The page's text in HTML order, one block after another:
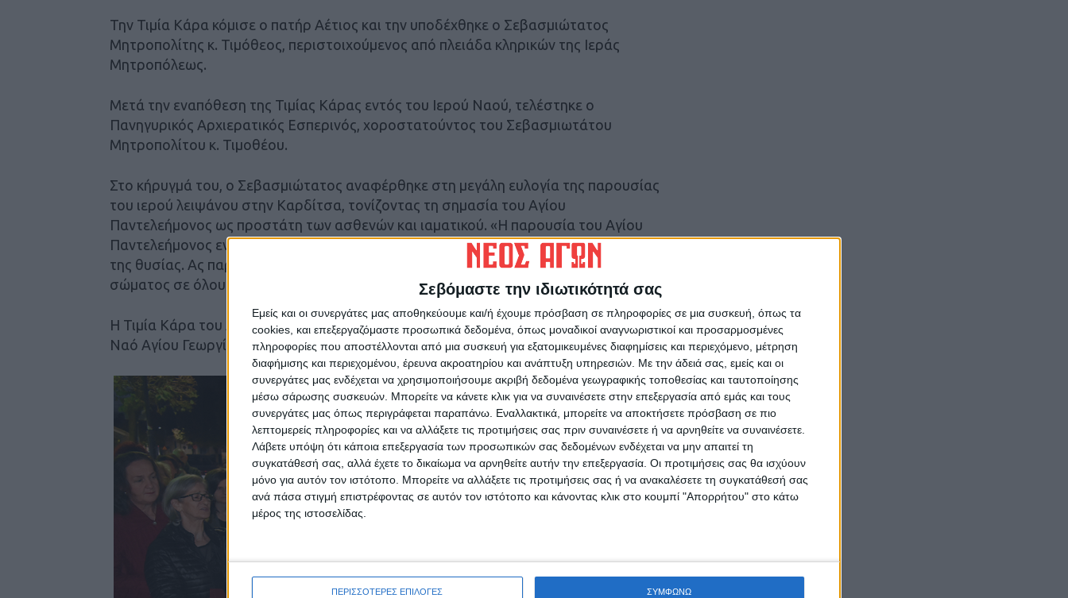
Σεβόμαστε την ιδιωτικότητά σας
Εμείς και οι συνεργάτες μας αποθηκεύουμε και/ή έχουμε πρόσβαση σε πληροφορίες σε μια συσκευή, όπως τα
cookies, και επεξεργαζόμαστε προσωπικά δεδομένα, όπως μοναδικοί αναγνωριστικοί και προσαρμοσμένες
πληροφορίες που αποστέλλονται από μια συσκευή για εξατομικευμένες διαφημίσεις και περιεχόμενο, μέτρηση
διαφήμισης και περιεχομένου, έρευνα ακροατηρίου και ανάπτυξη υπηρεσιών. Με την άδειά σας, εμείς και οι
συνεργάτες μας ενδέχεται να χρησιμοποιήσουμε ακριβή δεδομένα γεωγραφικής τοποθεσίας και ταυτοποίησης
μέσω σάρωσης συσκευών. Μπορείτε να κάνετε κλικ για να συναινέσετε στην επεξεργασία από εμάς και τους
συνεργάτες μας όπως περιγράφεται παραπάνω. Εναλλακτικά, μπορείτε να αποκτήσετε πρόσβαση σε πιο
λεπτομερείς πληροφορίες και να αλλάξετε τις προτιμήσεις σας πριν συναινέσετε ή να αρνηθείτε να συναινέσετε.
Λάβετε υπόψη ότι κάποια επεξεργασία των προσωπικών σας δεδομένων ενδέχεται να μην απαιτεί τη
συγκατάθεσή σας, αλλά έχετε το δικαίωμα να αρνηθείτε αυτήν την επεξεργασία. Οι προτιμήσεις σας θα ισχύουν
μόνο για αυτόν τον ιστότοπο. Μπορείτε να αλλάξετε τις προτιμήσεις σας ή να ανακαλέσετε τη συγκατάθεσή σας
ανά πάσα στιγμή επιστρέφοντας σε αυτόν τον ιστότοπο και κάνοντας κλικ στο κουμπί "Απορρήτου" στο κάτω
μέρος της ιστοσελίδας.
ΠΕΡΙΣΣΟΤΕΡΕΣ ΕΠΙΛΟΓΕΣ ΣΥΜΦΩΝΩ
​Την Τιμία Κάρα κόμισε ο πατήρ Αέτιος και την υποδέχθηκε ο Σεβασμιώτατος
Μητροπολίτης κ. Τιμόθεος, περιστοιχούμενος από πλειάδα κληρικών της Ιεράς
Μητροπόλεως.
​Μετά την εναπόθεση της Τιμίας Κάρας εντός του Ιερού Ναού, τελέστηκε ο
Πανηγυρικός Αρχιερατικός Εσπερινός, χοροστατούντος του Σεβασμιωτάτου
Μητροπολίτου κ. Τιμοθέου.
​Στο κήρυγμά του, ο Σεβασμιώτατος αναφέρθηκε στη μεγάλη ευλογία της παρουσίας
του ιερού λειψάνου στην Καρδίτσα, τονίζοντας τη σημασία του Αγίου
Παντελεήμονος ως προστάτη των ασθενών και ιαματικού. «Η παρουσία του Αγίου
Παντελεήμονος ενισχύει την πίστη μας και μας υπενθυμίζει τη δύναμη της αγάπης και
της θυσίας. Ας παρακαλέσουμε όλοι τον Ιαματικό Άγιο να χαρίζει υγεία ψυχής και
σώματος σε όλους τους πιστούς», σημείωσε χαρακτηριστικά.
​Η Τιμία Κάρα του Αγίου Παντελεήμονος θα παραμείνει προς προσκύνηση στον Ιερό
Ναό Αγίου Γεωργίου μέχρι την Τετάρτη 5 Νοεμβρίου.